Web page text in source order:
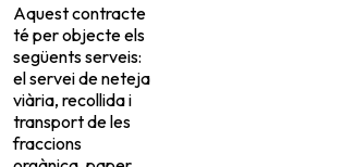
Aquest contracte
té per objecte els
següents serveis:
el servei de neteja
viària, recollida i
transport de les
fraccions